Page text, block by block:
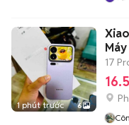
1 phút trước 6
17